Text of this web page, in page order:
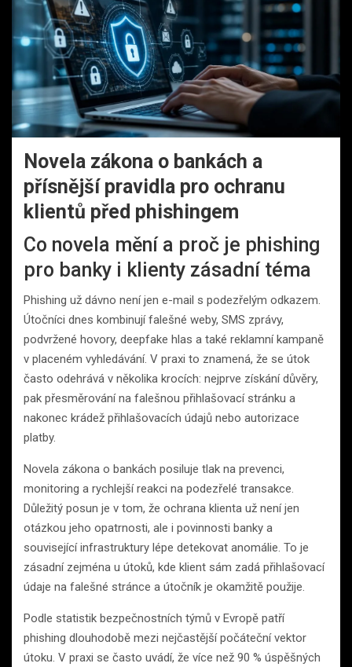
Novela zákona o bankách a
přísnější pravidla pro ochranu
klientů před phishingem
Co novela mění a proč je phishing
pro banky i klienty zásadní téma
Phishing už dávno není jen e-mail s podezřelým odkazem.
Útočníci dnes kombinují falešné weby, SMS zprávy,
podvržené hovory, deepfake hlas a také reklamní kampaně
v placeném vyhledávání. V praxi to znamená, že se útok
často odehrává v několika krocích: nejprve získání důvěry,
pak přesměrování na falešnou přihlašovací stránku a
nakonec krádež přihlašovacích údajů nebo autorizace
platby.
Novela zákona o bankách posiluje tlak na prevenci,
monitoring a rychlejší reakci na podezřelé transakce.
Důležitý posun je v tom, že ochrana klienta už není jen
otázkou jeho opatrnosti, ale i povinnosti banky a
související infrastruktury lépe detekovat anomálie. To je
zásadní zejména u útoků, kde klient sám zadá přihlašovací
údaje na falešné stránce a útočník je okamžitě použije.
Podle statistik bezpečnostních týmů v Evropě patří
phishing dlouhodobě mezi nejčastější počáteční vektor
útoku. V praxi se často uvádí, že více než 90 % úspěšných